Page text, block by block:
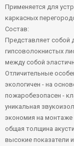
Применяется для
каркасных
Состав:
Представляет собой
гипсоволокнистых
между собой
Отличительные
экологичен - на
пожаробезопасен -
уникальная
экономия на монтаже
общая толщина
высокие показатели